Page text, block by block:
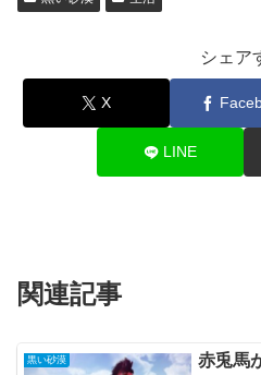
シェア
X
LINE
関連記事
黒い砂漠 赤兎馬